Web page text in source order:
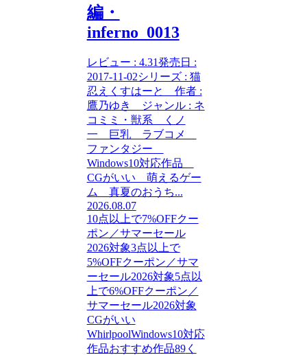
編・
inferno_0013
レビュー : 4.31発売日 :
2017-11-02シリーズ : 猫
忍えくすはーと 作者 :
鷹乃ゆき ジャンル : ネ
コミミ・獣系 くノ
一 巨乳 ラブコメ
ファンタジー
Windows10対応作品
CGがいい 萌えるゲー
ム 真夏のおうち...
2026.08.07
10点以上で7%OFFクー
ポン／サマーセール
2026対象3点以上で
5%OFFクーポン／サマ
ーセール2026対象5点以
上で6%OFFクーポン／
サマーセール2026対象
CGがいい
WhirlpoolWindows10対応
作品おすすめ作品89く